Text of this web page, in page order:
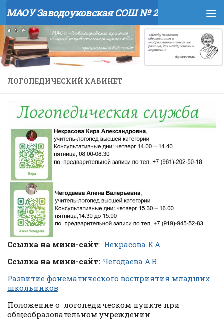
Перейти к содержимому
МАОУ Заводоуковская СОШ № 2
ЛОГОПЕДИЧЕСКИЙ КАБИНЕТ
Ссылка на мини-сайт: Некрасова К.А.
Ссылка на мини-сайт: Чегодаева А.В.
Развитие фонематического восприятия младших
школьников
Положение о логопедическом пункте при
общеобразовательном учреждении